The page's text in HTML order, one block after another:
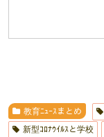
教育ﾆｭｰｽまとめ
新型ｺﾛﾅｳｲﾙｽと学校